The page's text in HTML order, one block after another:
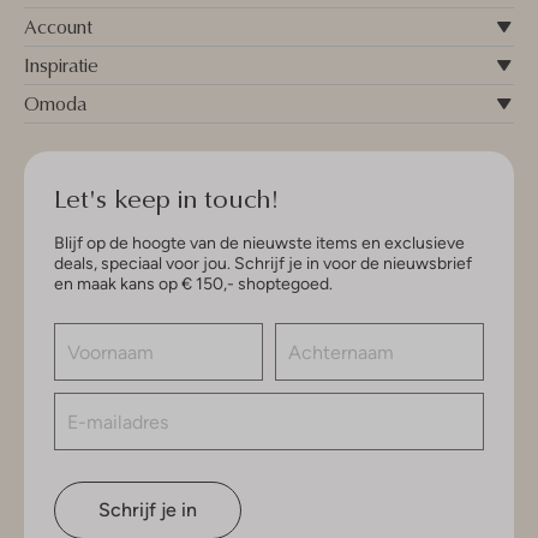
Account
Inspiratie
Omoda
Let's keep in touch!
Blijf op de hoogte van de nieuwste items en exclusieve
deals, speciaal voor jou. Schrijf je in voor de nieuwsbrief
en maak kans op € 150,- shoptegoed.
Schrijf je in